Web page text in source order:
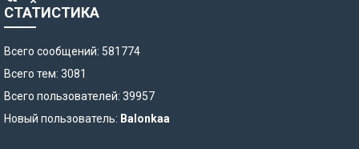
СТАТИСТИКА
Всего сообщений: 581774
Всего тем: 3081
Всего пользователей: 39957
Новый пользователь: Balonkaa